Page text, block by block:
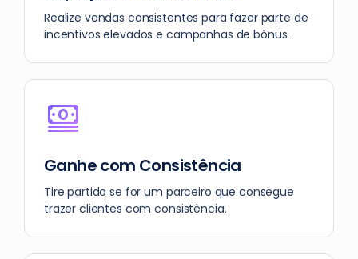
Realize vendas consistentes para fazer parte de
incentivos elevados e campanhas de bónus.
Ganhe com Consistência
Tire partido se for um parceiro que consegue
trazer clientes com consistência.